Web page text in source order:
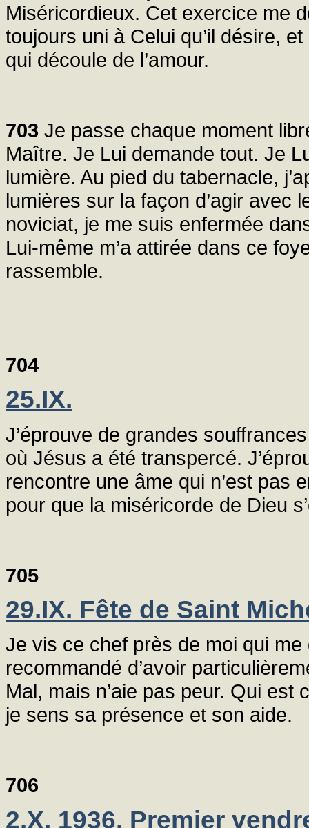
Miséricordieux. Cet exercice me
toujours uni à Celui qu’il désire,
qui découle de l’amour.
703 Je passe chaque moment
Maître. Je Lui demande tout. Je
lumière. Au pied du tabernacle,
lumières sur la façon d’agir avec
noviciat, je me suis enfermée
Lui-même m’a attirée dans ce
rassemble.
704
25.IX.
J’éprouve de grandes
où Jésus a été transpercé.
rencontre une âme qui n’est pas
pour que la miséricorde de Dieu
705
29.IX. Fête de Saint
Je vis ce chef près de moi qui
recommandé d’avoir
Mal, mais n’aie pas peur. Qui
je sens sa présence et son aide.
706
2.X. 1936. Premier